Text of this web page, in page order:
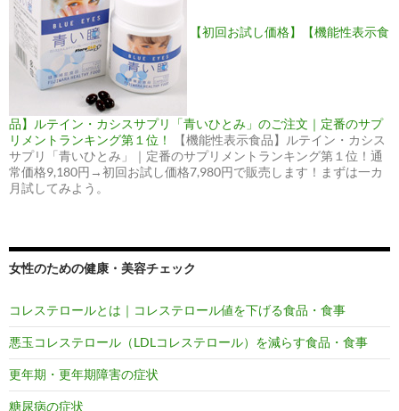
【初回お試し価格】【機能性表示食
品】ルテイン・カシスサプリ「青いひとみ」のご注文｜定番のサプ
リメントランキング第１位！
【機能性表示食品】ルテイン・カシス
サプリ「青いひとみ」｜定番のサプリメントランキング第１位！通
常価格9,180円→初回お試し価格7,980円で販売します！まずは一カ
月試してみよう。
女性のための健康・美容チェック
コレステロールとは｜コレステロール値を下げる食品・食事
悪玉コレステロール（LDLコレステロール）を減らす食品・食事
更年期・更年期障害の症状
糖尿病の症状